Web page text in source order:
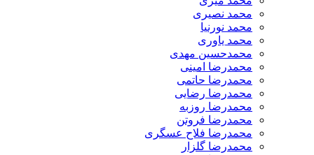
محمد نصیری
محمد نورنیا
محمد یاوری
محمدحسین مهدی
محمدرضا امینی
محمدرضا حاتمی
محمدرضا رضایی
محمدرضا روزبه
محمدرضا فروتن
محمدرضا فلاح عسگری
محمدرضا گلزار